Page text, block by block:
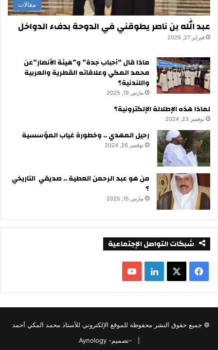
مقالات
عبد الله بن ناصر يطوقني في الدوحة بدفء الدواخل
فبراير 27, 2025
ماذا قال “أحباب جدة” و”هيئة الأنصار”عن
محمد المكي وعلاقاته القطرية والعربية
واللندنية؟
مارس 19, 2025
لماذا هذه الإطلالة الإلكترونية؟
نوفمبر 23, 2024
رحيل المهدي .. وخطورة غياب المؤسسية
نوفمبر 26, 2024
من هو عبد الرحمن العطية .. صديقي التاريخي
؟
مارس 15, 2025
شبكات التواصل الإجتماعية
ي
س
ب
X
ي
ن
ك
Y
o
u
© جميع حقوق النشر محفوظة للموقع الإلكتروني للأستاذ محمد المكي أحمد
-تصميم- Aynology